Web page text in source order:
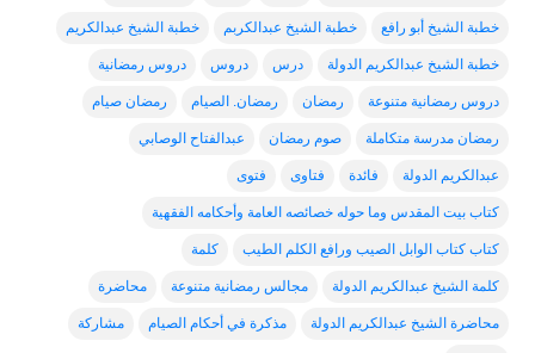
خطبة الشيخ أبو رافع خطبة الشيخ عبدالكربم خطبة الشيخ عبدالكريم
خطبة الشيخ عبدالكريم الدولة درس دروس دروس رمضانية
دروس رمضانية متنوعة رمضان رمضان. الصيام رمضان صيام
رمضان مدرسة متكاملة صوم رمضان عبدالفتاح الوصابي
عبدالكريم الدولة فائدة فتاوى فتوى
كتاب بيت المقدس وما حوله خصائصه العامة وأحكامه الفقهية
كتاب كتاب الوابل الصيب ورافع الكلم الطيب كلمة
كلمة الشيخ عبدالكريم الدولة مجالس رمضانية متنوعة محاضرة
محاضرة الشيخ عبدالكريم الدولة مذكرة في أحكام الصيام مشاركة